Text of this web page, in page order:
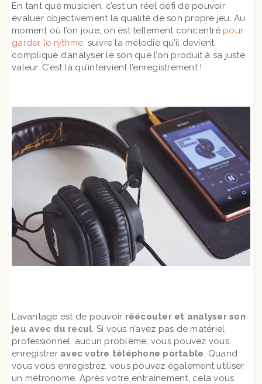
En tant que musicien, c’est un réel défi de pouvoir
évaluer objectivement la qualité de son propre jeu. Au
moment où l’on joue, on est tellement concentré pour
garder le rythme, suivre la mélodie qu’il devient
compliqué d’analyser le son que l’on produit à sa juste
valeur. C’est là qu’intervient l’enregistrement !
L’avantage est de pouvoir réécouter et analyser son
jeu avec du recul . Si vous n’avez pas de matériel
professionnel, aucun problème, vous pouvez vous
enregistrer avec votre téléphone portable . Quand
vous vous enregistrez, vous pouvez également utiliser
un métronome. Après votre entraînement, cela vous